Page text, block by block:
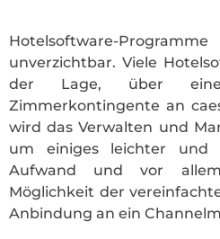
Hotelsoftware-
unverzichtbar. Viele
der Lage, über
Zimmerkontingente an
wird das Verwalten und
um einiges leichter und
Aufwand und vor
Möglichkeit der
Anbindung an ein